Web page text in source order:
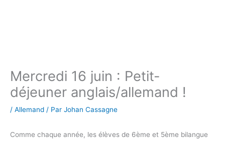
Mercredi 16 juin : Petit-
déjeuner anglais/allemand !
/ Allemand / Par Johan Cassagne
Comme chaque année, les élèves de 6ème et 5ème bilangue